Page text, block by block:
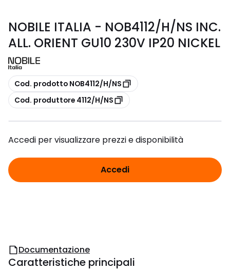
NOBILE ITALIA - NOB4112/H/NS INC.
ALL. ORIENT GU10 230V IP20 NICKEL
copia
Cod. prodotto NOB4112/H/NS
copia
Cod. produttore 4112/H/NS
Accedi per visualizzare prezzi e disponibilità
Accedi
Documentazione
Caratteristiche principali